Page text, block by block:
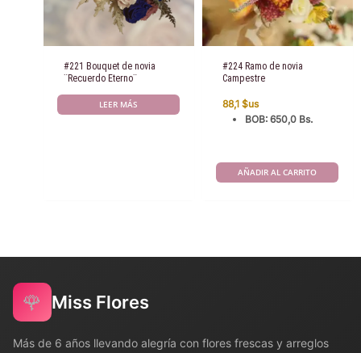
#221 Bouquet de novia
¨Recuerdo Eterno¨
LEER MÁS
#224 Ramo de novia
Campestre
88,1$us
BOB:650,0 Bs.
AÑADIR AL CARRITO
🌹 Miss Flores
Más de 6 años llevando alegría con flores frescas y arreglos